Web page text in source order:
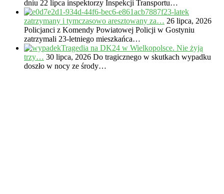
dniu 22 lipca inspektorzy Inspekcji Transportu…
23-latek
zatrzymany i tymczasowo aresztowany za… 26 lipca, 2026
Policjanci z Komendy Powiatowej Policji w Gostyniu
zatrzymali 23-letniego mieszkańca…
Tragedia na DK24 w Wielkopolsce. Nie żyją
trzy… 30 lipca, 2026 Do tragicznego w skutkach wypadku
doszło w nocy ze środy…